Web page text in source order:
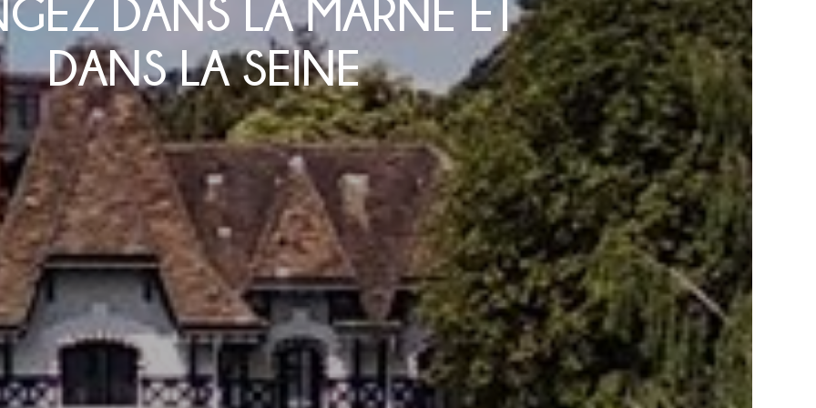
DANS LA MARNE ET
DANS LA SEINE